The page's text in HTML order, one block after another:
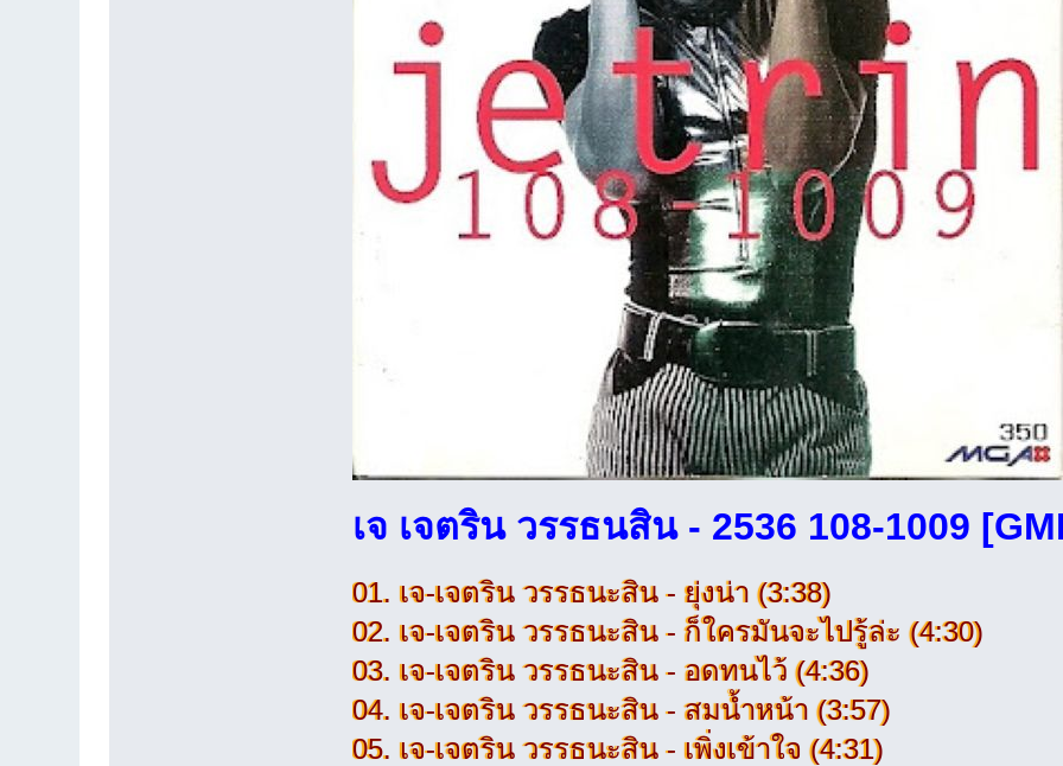
เจ เจตริน วรรธนสิน - 2536 108-1009
01. เจ-เจตริน วรรธนะสิน - ยุ่งน่า (3:38)
02. เจ-เจตริน วรรธนะสิน - ก็ใครมันจะไปรู้ล่ะ (4:30)
03. เจ-เจตริน วรรธนะสิน - อดทนไว้ (4:36)
04. เจ-เจตริน วรรธนะสิน - สมน้ำหน้า (3:57)
05. เจ-เจตริน วรรธนะสิน - เพิ่งเข้าใจ (4:31)